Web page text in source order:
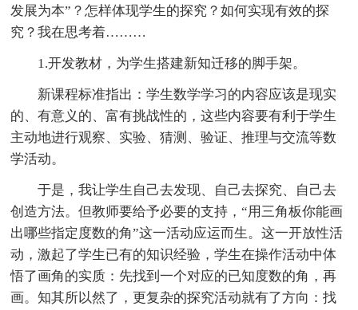
发展为本”？怎样体现学生的探究？如何实现有效的探
究？我在思考着………
1.开发教材，为学生搭建新知迁移的脚手架。
新课程标准指出：学生数学学习的内容应该是现实
的、有意义的、富有挑战性的，这些内容要有利于学生
主动地进行观察、实验、猜测、验证、推理与交流等数
学活动。
于是，我让学生自己去发现、自己去探究、自己去
创造方法。但教师要给予必要的支持，“用三角板你能画
出哪些指定度数的角”这一活动应运而生。这一开放性活
动，激起了学生已有的知识经验，学生在操作活动中体
悟了画角的实质：先找到一个对应的已知度数的角，再
画。知其所以然了，更复杂的探究活动就有了方向：找